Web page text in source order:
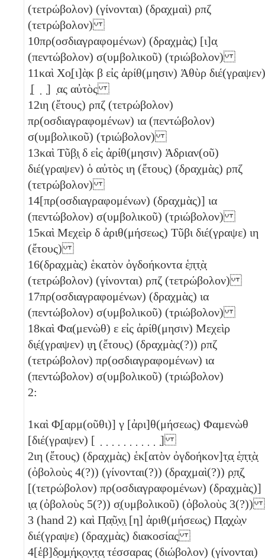
(τετρώβολον) (γίνονται) (δραχμαὶ) ρπζ
(τετρώβολον)
10πρ(οσδιαγραφομένων) (δραχμὰς) [ι]α̣
(πεντώβολον) σ(υμβολικοῦ) (τριώβολον)
11καὶ Χο̣[ι]ὰ̣κ β εἰς ἀρίθ(μησιν) Ἁθὺρ διέ(γραψεν)
̣[ ̣ ̣] ̣ας αὐτὸς
12ιη (ἔτους) ρπζ (τετρώβολον)
πρ(οσδιαγραφομένων) ια (πεντώβολον)
σ(υμβολικοῦ) (τριώβολον)
13καὶ Τῦβ̣ι̣ δ εἰς ἀρίθ(μησιν) Ἁδριαν(οῦ)
διέ(γραψεν) ὁ αὐτὸς ιη (ἔτους) (δραχμὰς) ρπζ
(τετρώβολον)
14[πρ(οσδιαγραφομένων) (δραχμὰς)] ια
(πεντώβολον) σ(υμβολικοῦ) (τριώβολον)
15καὶ Μεχεὶρ δ ἀριθ(μήσεως) Τῦβι διέ(γραψε) ιη
(ἔτους)
16(δραχμὰς) ἑκατὸν ὀγδοήκοντα ἑ̣π̣τ̣ὰ̣
(τετρώβολον) (γίνονται) ρπζ (τετρώβολον)
17πρ(οσδιαγραφομένων) (δραχμὰς) ια
(πεντώβολον) σ(υμβολικοῦ) (τριώβολον)
18καὶ Φα(μενὼθ) ε εἰς ἀρίθ(μησιν) Μεχεὶρ
δι̣έ̣(γραψεν) ι̣η̣ (ἔτους) (δραχμὰς(?)) ρπζ
(τετρώβολον) πρ(οσδιαγραφομένων) ια
(πεντώβολον) σ(υμβολικοῦ) (τριώβολον)
2:
1καὶ Φ̣[αρμ(οῦθι)] γ [ἀρι]θ(μήσεως) Φαμενὼθ
[διέ(γραψεν) [ ̣ ̣ ̣ ̣ ̣ ̣ ̣ ̣ ̣ ̣ ̣]
2ιη (ἔτους) (δραχμὰς) ἑκ[ατὸν ὀγδοήκον]τ̣α̣ ἑ̣π̣τ̣ὰ̣
(ὀβολοὺς 4(?)) (γίνονται(?)) (δραχμαὶ(?)) ρ̣π̣ζ̣
[(τετρώβολον) πρ(οσδιαγραφομένων) (δραχμὰς)]
ι̣α̣ (ὀβολοὺς 5(?)) σ̣(υμβολικοῦ) (ὀβολοὺς 3(?))
3 (hand 2) καὶ Π̣α̣ῦ̣ν̣ι̣ [η] ἀριθ(μήσεως) Π̣α̣χ̣ὼ̣ν
διέ(γραψε) (δραχμὰς) διακοσίας
4[ἑβ]δ̣ο̣μ̣ή̣κ̣ο̣ν̣τ̣α̣ τέσσαρας (διώβολον) (γίνονται)